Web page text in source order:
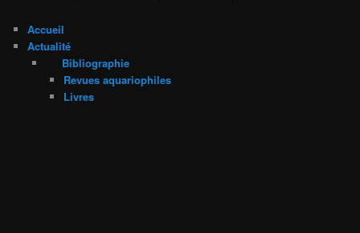
Accueil
Actualité
Bibliographie
Revues aquariophiles
Livres